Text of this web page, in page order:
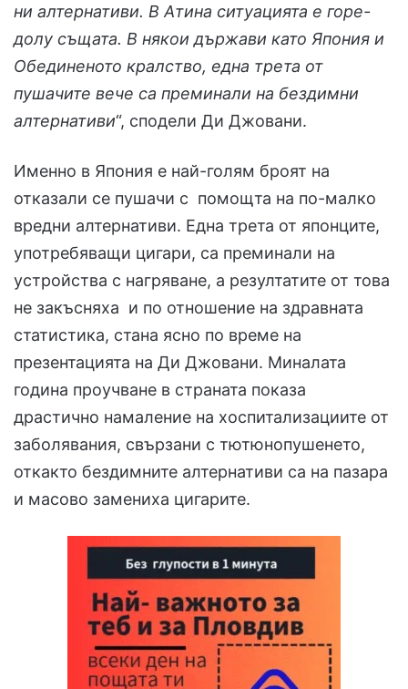
ни алтернативи. В Атина ситуацията е горе-
долу същата. В някои държави като Япония и
Обединеното кралство, една трета от
пушачите вече са преминали на бездимни
алтернативи“, сподели Ди Джовани.
Именно в Япония е най-голям броят на
отказали се пушачи с помощта на по-малко
вредни алтернативи. Една трета от японците,
употребяващи цигари, са преминали на
устройства с нагряване, а резултатите от това
не закъсняха и по отношение на здравната
статистика, стана ясно по време на
презентацията на Ди Джовани. Миналата
година проучване в страната показа
драстично намаление на хоспитализациите от
заболявания, свързани с тютюнопушенето,
откакто бездимните алтернативи са на пазара
и масово замениха цигарите.